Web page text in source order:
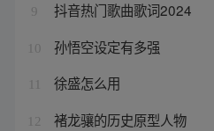
9 抖音热门歌曲歌词2024
10 孙悟空设定有多强
徐盛怎么用
12 褚龙骧的历史原型人物